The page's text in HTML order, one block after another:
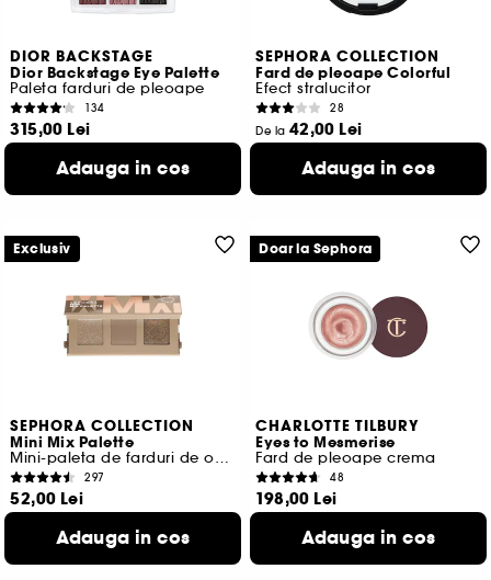
DIOR BACKSTAGE
Dior Backstage Eye Palette
Paleta farduri de pleoape
134
315,00 Lei
3.150,00 Lei
3 variante disponibile
Adauga in cos
SEPHORA COLLECTION
Fard de pleoape Colorful
Efect stralucitor
28
De la 42,00 Lei
4.200,00 Lei
29 variante disponibile
Adauga in cos
SEPHORA COLLECTION
Mini Mix Palette
Mini-paleta de farduri de ochi
297
52,00 Lei
1.925,93 Lei
6 variante disponibile
Adauga in cos
Exclusiv
CHARLOTTE TILBURY
Eyes to Mesmerise
Fard de pleoape crema
48
198,00 Lei
2.828,57 Lei
6 variante disponibile
Adauga in cos
Doar la Sephora